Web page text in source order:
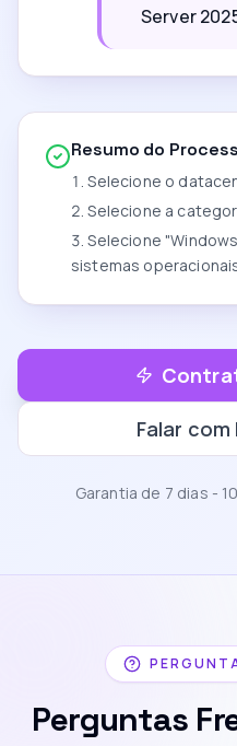
Server
Resumo do
Selecione o
Selecione a
Selecione
sistemas
Falar
Garantia de 7 dias -
Perguntas